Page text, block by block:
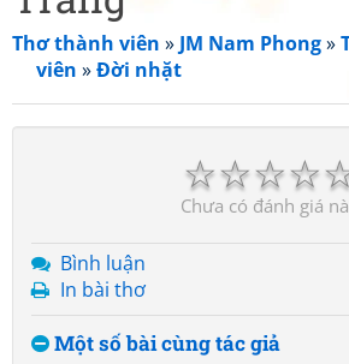
Thơ thành viên » JM Nam Phong»
viên »Đời nhặt
☆
☆
☆
☆
Chưa có đánh giá
Bình luận
In bài thơ
Một số bài cùng tác giả